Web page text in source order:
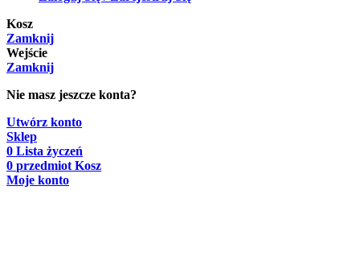
Kosz
Zamknij
Wejście
Zamknij
Nie masz jeszcze konta?
Utwórz konto
Sklep
0 Lista życzeń
0 przedmiot Kosz
Moje konto